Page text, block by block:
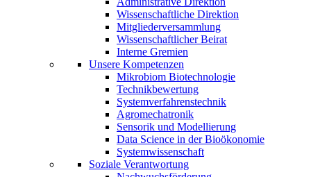
Wissenschaftliche Direktion
Mitgliederversammlung
Wissenschaftlicher Beirat
Interne Gremien
Unsere Kompetenzen
Mikrobiom Biotechnologie
Technikbewertung
Systemverfahrenstechnik
Agromechatronik
Sensorik und Modellierung
Data Science in der Bioökonomie
Systemwissenschaft
Soziale Verantwortung